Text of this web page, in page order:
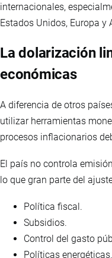
internacionales,
Estados Unidos, Europa y
La dolarización
económicas
A diferencia de otros
utilizar herramientas
procesos inflacionarios
El país no controla
lo que gran parte del
Política fiscal.
Subsidios.
Control del gasto
Políticas energéticas.